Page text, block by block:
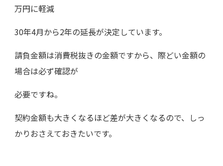
万円に軽減
30年4月から2年の延長が決定しています。
請負金額は消費税抜きの金額ですから、際どい金額の
場合は必ず確認が
必要ですね。
契約金額も大きくなるほど差が大きくなるので、しっ
かりおさえておきたいです。